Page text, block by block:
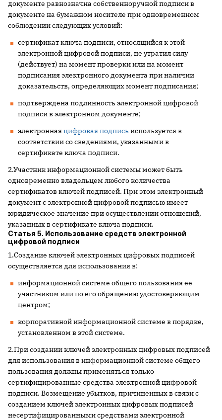
документе равнозначна собственноручной подписи в
документе на бумажном носителе при одновременном
соблюдении следующих условий:
сертификат ключа подписи, относящийся к этой
электронной цифровой подписи, не утратил силу
(действует) на момент проверки или на момент
подписания электронного документа при наличии
доказательств, определяющих момент подписания;
подтверждена подлинность электронной цифровой
подписи в электронном документе;
электроннаяцифровая подпись используется в
соответствии со сведениями, указанными в
сертификате ключа подписи.
2.Участник информационной системы может быть
одновременно владельцем любого количества
сертификатов ключей подписей. При этом электронный
документ с электронной цифровой подписью имеет
юридическое значение при осуществлении отношений,
указанных в сертификате ключа подписи.
Статья 5. Использование средств электронной
цифровой подписи
1.Создание ключей электронных цифровых подписей
осуществляется для использования в:
информационной системе общего пользования ее
участником или по его обращению удостоверяющим
центром;
корпоративной информационной системе в порядке,
установленном в этой системе.
2.При создании ключей электронных цифровых подписей
для использования в информационной системе общего
пользования должны применяться только
сертифицированные средства электронной цифровой
подписи. Возмещение убытков, причиненных в связи с
созданием ключей электронных цифровых подписей
несертифицированными средствами электронной